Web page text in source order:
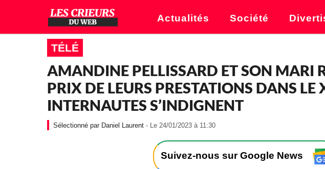
Actualités Société
TÉLÉ
AMANDINE PELLISSARD ET SON MARI
PRIX DE LEURS PRESTATIONS DANS LE
INTERNAUTES S’INDIGNENT
Daniel Laurent - Le 24/01/2023 à 11:30
2
Suivez-nous sur Google News